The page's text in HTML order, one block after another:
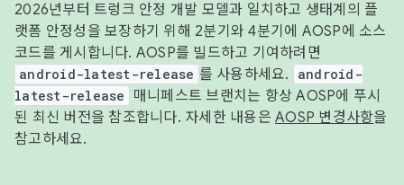
2026년부터 트렁크 안정 개발 모델과 일치하고 생태계의 플
랫폼 안정성을 보장하기 위해 2분기와 4분기에 AOSP에 소스
코드를 게시합니다. AOSP를 빌드하고 기여하려면
android-latest-release 를 사용하세요.
android-
latest-release
매니페스트 브랜치는 항상 AOSP에 푸시
된 최신 버전을 참조합니다. 자세한 내용은 AOSP 변경사항을
참고하세요.